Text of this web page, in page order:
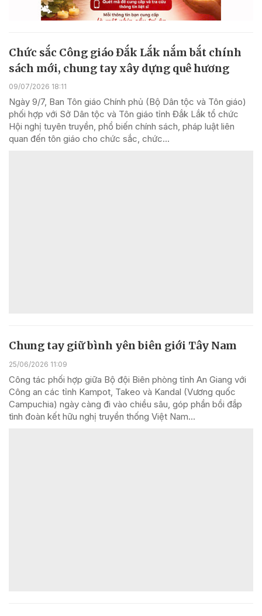
Chức sắc Công giáo Đắk Lắk nắm bắt chính
sách mới, chung tay xây dựng quê hương
09/07/2026 18:11
Ngày 9/7, Ban Tôn giáo Chính phủ (Bộ Dân tộc và Tôn giáo)
phối hợp với Sở Dân tộc và Tôn giáo tỉnh Đắk Lắk tổ chức
Hội nghị tuyên truyền, phổ biến chính sách, pháp luật liên
quan đến tôn giáo cho chức sắc, chức...
Chung tay giữ bình yên biên giới Tây Nam
25/06/2026 11:09
Công tác phối hợp giữa Bộ đội Biên phòng tỉnh An Giang với
Công an các tỉnh Kampot, Takeo và Kandal (Vương quốc
Campuchia) ngày càng đi vào chiều sâu, góp phần bồi đắp
tình đoàn kết hữu nghị truyền thống Việt Nam...